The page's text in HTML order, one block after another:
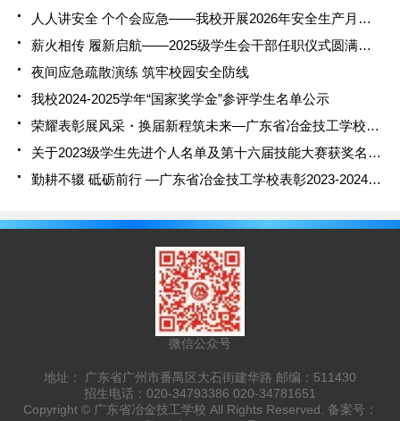
人人讲安全 个个会应急——我校开展2026年安全生产月应急疏散演练
薪火相传 履新启航——2025级学生会干部任职仪式圆满举行
夜间应急疏散演练 筑牢校园安全防线
我校2024-2025学年“国家奖学金”参评学生名单公示
荣耀表彰展风采・换届新程筑未来—广东省冶金技工学校2024-2025学年学生会干部表彰暨换届大会圆满结束
关于2023级学生先进个人名单及第十六届技能大赛获奖名单的通报
勤耕不辍 砥砺前行 —广东省冶金技工学校表彰2023-2024学年度2022级优秀学生
微信公众号
地址： 广东省广州市番禺区大石街建华路 邮编：511430
招生电话：020-34793386 020-34781651
Copyright © 广东省冶金技工学校 All Rights Reserved. 备案号：